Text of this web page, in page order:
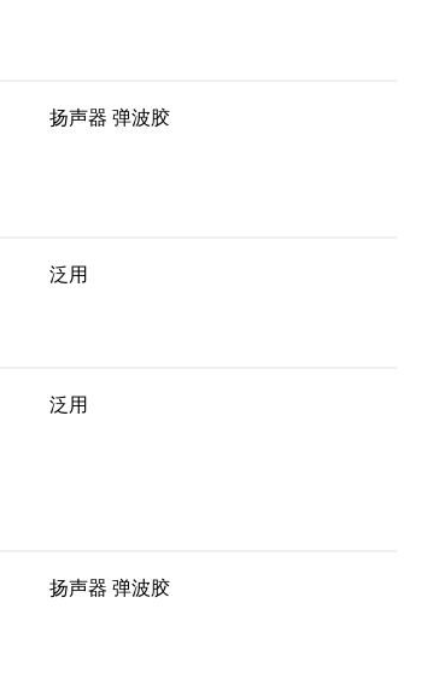
扬声器 弹波胶
泛用
泛用
扬声器 弹波胶